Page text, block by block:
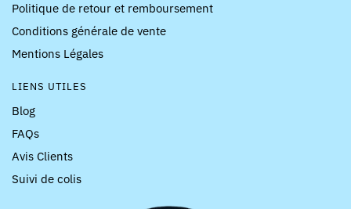
Politique de retour et remboursement
Conditions générale de vente
Mentions Légales
LIENS UTILES
Blog
FAQs
Avis Clients
Suivi de colis